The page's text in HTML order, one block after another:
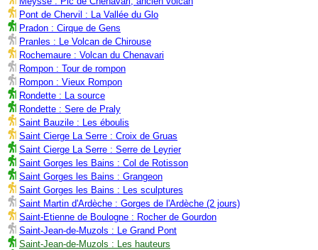
Pont de Chervil : La Vallée du Glo
Pradon : Cirque de Gens
Pranles : Le Volcan de Chirouse
Rochemaure : Volcan du Chenavari
Rompon : Tour de rompon
Rompon : Vieux Rompon
Rondette : La source
Rondette : Sere de Praly
Saint Bauzile : Les éboulis
Saint Cierge La Serre : Croix de Gruas
Saint Cierge La Serre : Serre de Leyrier
Saint Gorges les Bains : Col de Rotisson
Saint Gorges les Bains : Grangeon
Saint Gorges les Bains : Les sculptures
Saint Martin d'Ardèche : Gorges de l'Ardèche (2 jours)
Saint-Etienne de Boulogne : Rocher de Gourdon
Saint-Jean-de-Muzols : Le Grand Pont
Saint-Jean-de-Muzols : Les hauteurs